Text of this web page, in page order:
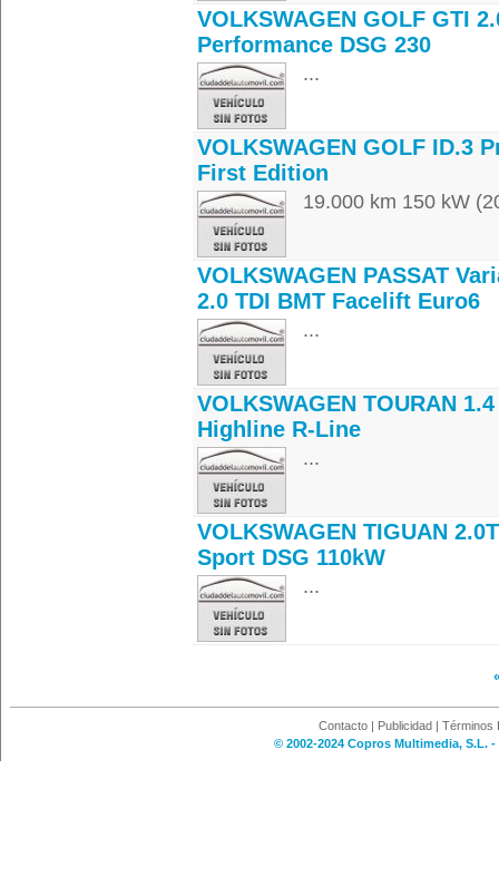
VOLKSWAGEN GOLF GTI
Performance DSG 230
...
VOLKSWAGEN GOLF ID.3
First Edition
19.000 km 150 kW
VOLKSWAGEN PASSAT
2.0 TDI BMT Facelift Euro6
...
VOLKSWAGEN TOURAN
Highline R-Line
...
VOLKSWAGEN TIGUAN
Sport DSG 110kW
...
Contacto | Publicidad | Términos
© 2002-2024 Copros Multimedia, S.L.